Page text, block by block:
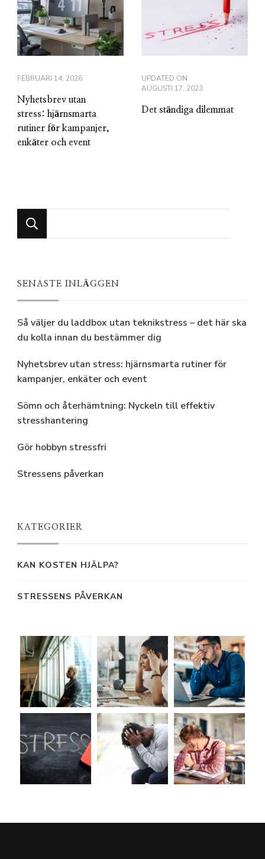
FEBRUARI 14, 2026
Nyhetsbrev utan
stress: hjärnsmarta
rutiner för kampanjer,
enkäter och event
UPDATED ON
AUGUSTI 17, 2023
Det ständiga dilemmat
for
SENASTE INLÄGGEN
Så väljer du laddbox utan teknikstress – det här ska
du kolla innan du bestämmer dig
Nyhetsbrev utan stress: hjärnsmarta rutiner för
kampanjer, enkäter och event
Sömn och återhämtning: Nyckeln till effektiv
stresshantering
Gör hobbyn stressfri
Stressens påverkan
KATEGORIER
KAN KOSTEN HJÄLPA?
STRESSENS PÅVERKAN